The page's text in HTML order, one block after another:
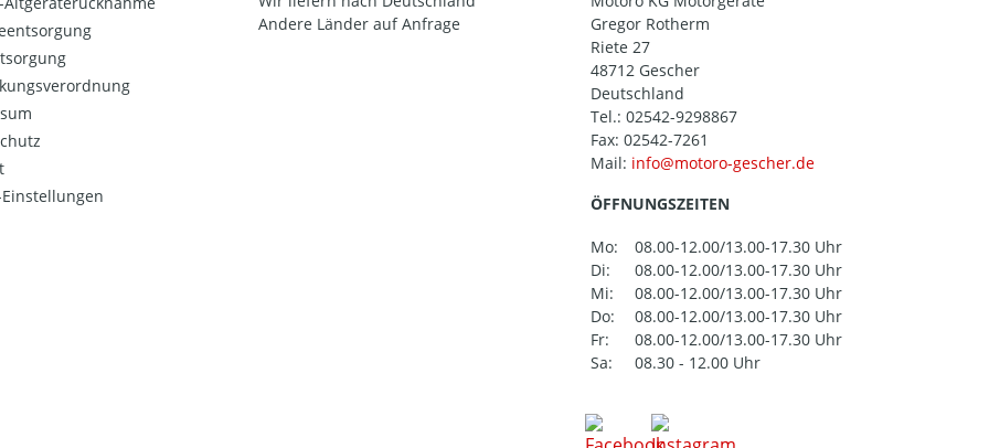
Einstellungen
Andere Länder auf Anfrage
Gregor Rotherm
Riete 27
48712 Gescher
Deutschland
Tel.: 02542-9298867
Fax: 02542-7261
Mail:
ÖFFNUNGSZEITEN
Mo:
08.00-12.00/13.00-17.30 Uhr
Di:
08.00-12.00/13.00-17.30 Uhr
Mi:
08.00-12.00/13.00-17.30 Uhr
Do:
08.00-12.00/13.00-17.30 Uhr
Fr:
08.00-12.00/13.00-17.30 Uhr
Sa:
08.30 - 12.00 Uhr